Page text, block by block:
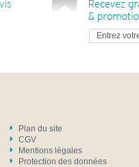
Plan du site
CGV
Mentions légales
Protection des données